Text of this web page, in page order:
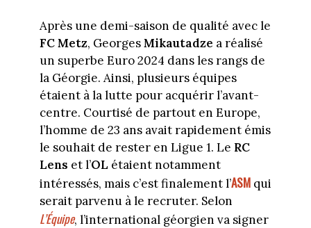
Après une demi-saison de qualité avec le
FC Metz, GeorgesMikautadze a réalisé
un superbe Euro 2024 dans les rangs de
la Géorgie. Ainsi, plusieurs équipes
étaient à la lutte pour acquérir l’avant-
centre. Courtisé de partout en Europe,
l’homme de 23 ans avait rapidement émis
le souhait de rester en Ligue 1. Le RC
Lens et l’OL étaient notamment
intéressés, mais c’est finalement l’ASM qui
serait parvenu à le recruter. Selon
L’Équipe, l’international géorgien va signer